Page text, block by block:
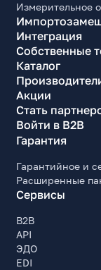
Измерительное
Интеграция
Собственные
Каталог
Акции
Стать
Войти в B2B
Гарантия
Гарантийное и
Расширенные
Сервисы
B2B
API
ЭДО
EDI